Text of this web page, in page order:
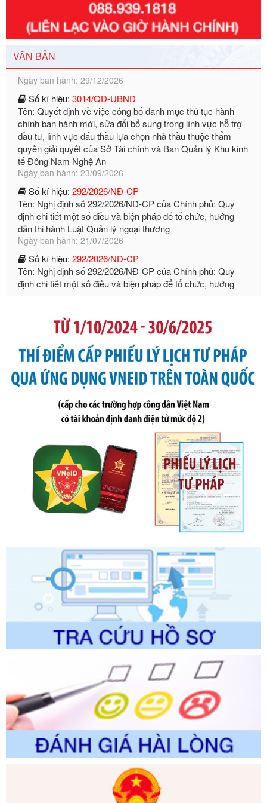
VĂN BẢN
Số kí hiệu:
351/2025/NĐ-CP
Tên: Nghị định số 351/2025/NĐ-CP của Chính phủ: Quy
định chuẩn nghèo đa chiều quốc gia giai đoạn 2026 - 2030
Ngày ban hành: 29/12/2026
Số kí hiệu:3014/QĐ-UBND
Tên: Quyết định về việc công bố danh mục thủ tục hành
chính ban hành mới, sửa đổi bổ sung trong lĩnh vực hỗ trợ
đầu tư, lĩnh vực đấu thầu lựa chọn nhà thầu thuộc thẩm
quyền giải quyết của Sở Tài chính và Ban Quản lý Khu kinh
tế Đông Nam Nghệ An
Ngày ban hành: 23/09/2026
Số kí hiệu: 292/2026/NĐ-CP
Tên: Nghị định số 292/2026/NĐ-CP của Chính phủ: Quy
định chi tiết một số điều và biện pháp để tổ chức, hướng
dẫn thi hành Luật Quản lý ngoại thương
Ngày ban hành: 21/07/2026
Số kí hiệu:292/2026/NĐ-CP
Tên: Nghị định số 292/2026/NĐ-CP của Chính phủ: Quy
định chi tiết một số điều và biện pháp để tổ chức, hướng
dẫn thi hành Luật Quản lý ngoại thương
Ngày ban hành: 21/07/2026
bỏ Thông tư số 87/2019/TT- BТC ngày 19 tháng 12 năm
2019 của Bộ trưởng Bộ Tài chính hướng dẫn thực hiện xử
phạt vi phạm hành chính trong lĩnh vực kho bạc nhà nước
Ngày ban hành: 21/07/2026
Số kí hiệu: 291/2026/NĐ-CP
Tên: Nghị định số 291/2026/NĐ-CP của Chính phủ: Sửa
đổi, bổ sung một số điều của Nghị định số 125/2020/NĐ-СР
ngày 19 tháng 10 năm 2020 của Chính phủ quy định xử
phạt vi phạm hành chính về thuế, hóa đơn được sửa đổi, bổ
sung bởi Nghị định số 102/2021/NĐ-CP
Ngày ban hành: 20/07/2026
Số kí hiệu:2303/QĐ-UBND
Tên: Quyết định công bố Danh mục thủ tục hành chính mới
ban hành, được sửa đổi, bổ sung, bị bãi bỏ và phê duyệt
Quy trình nội bộ, quy trình điện tử giải quyết thủ tục hành
chính trong một số lĩnh vực thuộc phạm vi chức năng quản
Ngày ban hành: 01/06/2026
Số kí hiệu:2304/QĐ-UBND
Tên: Quyết định công bố Danh mục thủ tục hành chính
được sửa đổi, bổ sung và phê duyệt Quy trình nội bộ, quy
trình điện tử giải quyết thủ tục hành chính trong lĩnh vực Du
lịch thuộc phạm vi chức năng quản lý của Sở Văn hóa, Thể
thao và Du lịch
Ngày ban hành: 01/06/2026
Tên: Về việc công bố Danh mục thủ tục hành chính sửa
đổi, bổ sung và phê duyệt Quy trình nội bộ, quy trình điện tử
trong giải quyết thủtục hành chính lĩnh vực biến đổi khí hậu
thuộc phạm vi giải quyết của Sở Nông nghiệp và Môi
trường
Ngày ban hành: 01/06/2026
Số kí hiệu:2300/QĐ-UBND
đổi, bổ sung và phê duyệt quy trình nội bộ, quy trình điện tử
giải quyết thủ tục hành chính trong lĩnh vực Luật sư thuộc